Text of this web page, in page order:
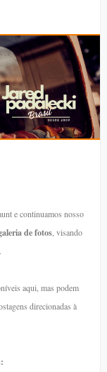
e continuamos nosso
de fotos , visando
aqui, mas podem
direcionadas à